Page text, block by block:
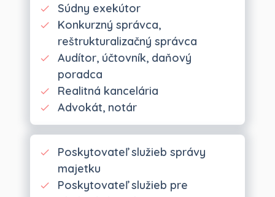
Súdny exekútor
Konkurzný správca,
reštrukturalizačný správca
Audítor, účtovník, daňový
poradca
Realitná kancelária
Advokát, notár
Poskytovateľ služieb správy
majetku
Poskytovateľ služieb pre